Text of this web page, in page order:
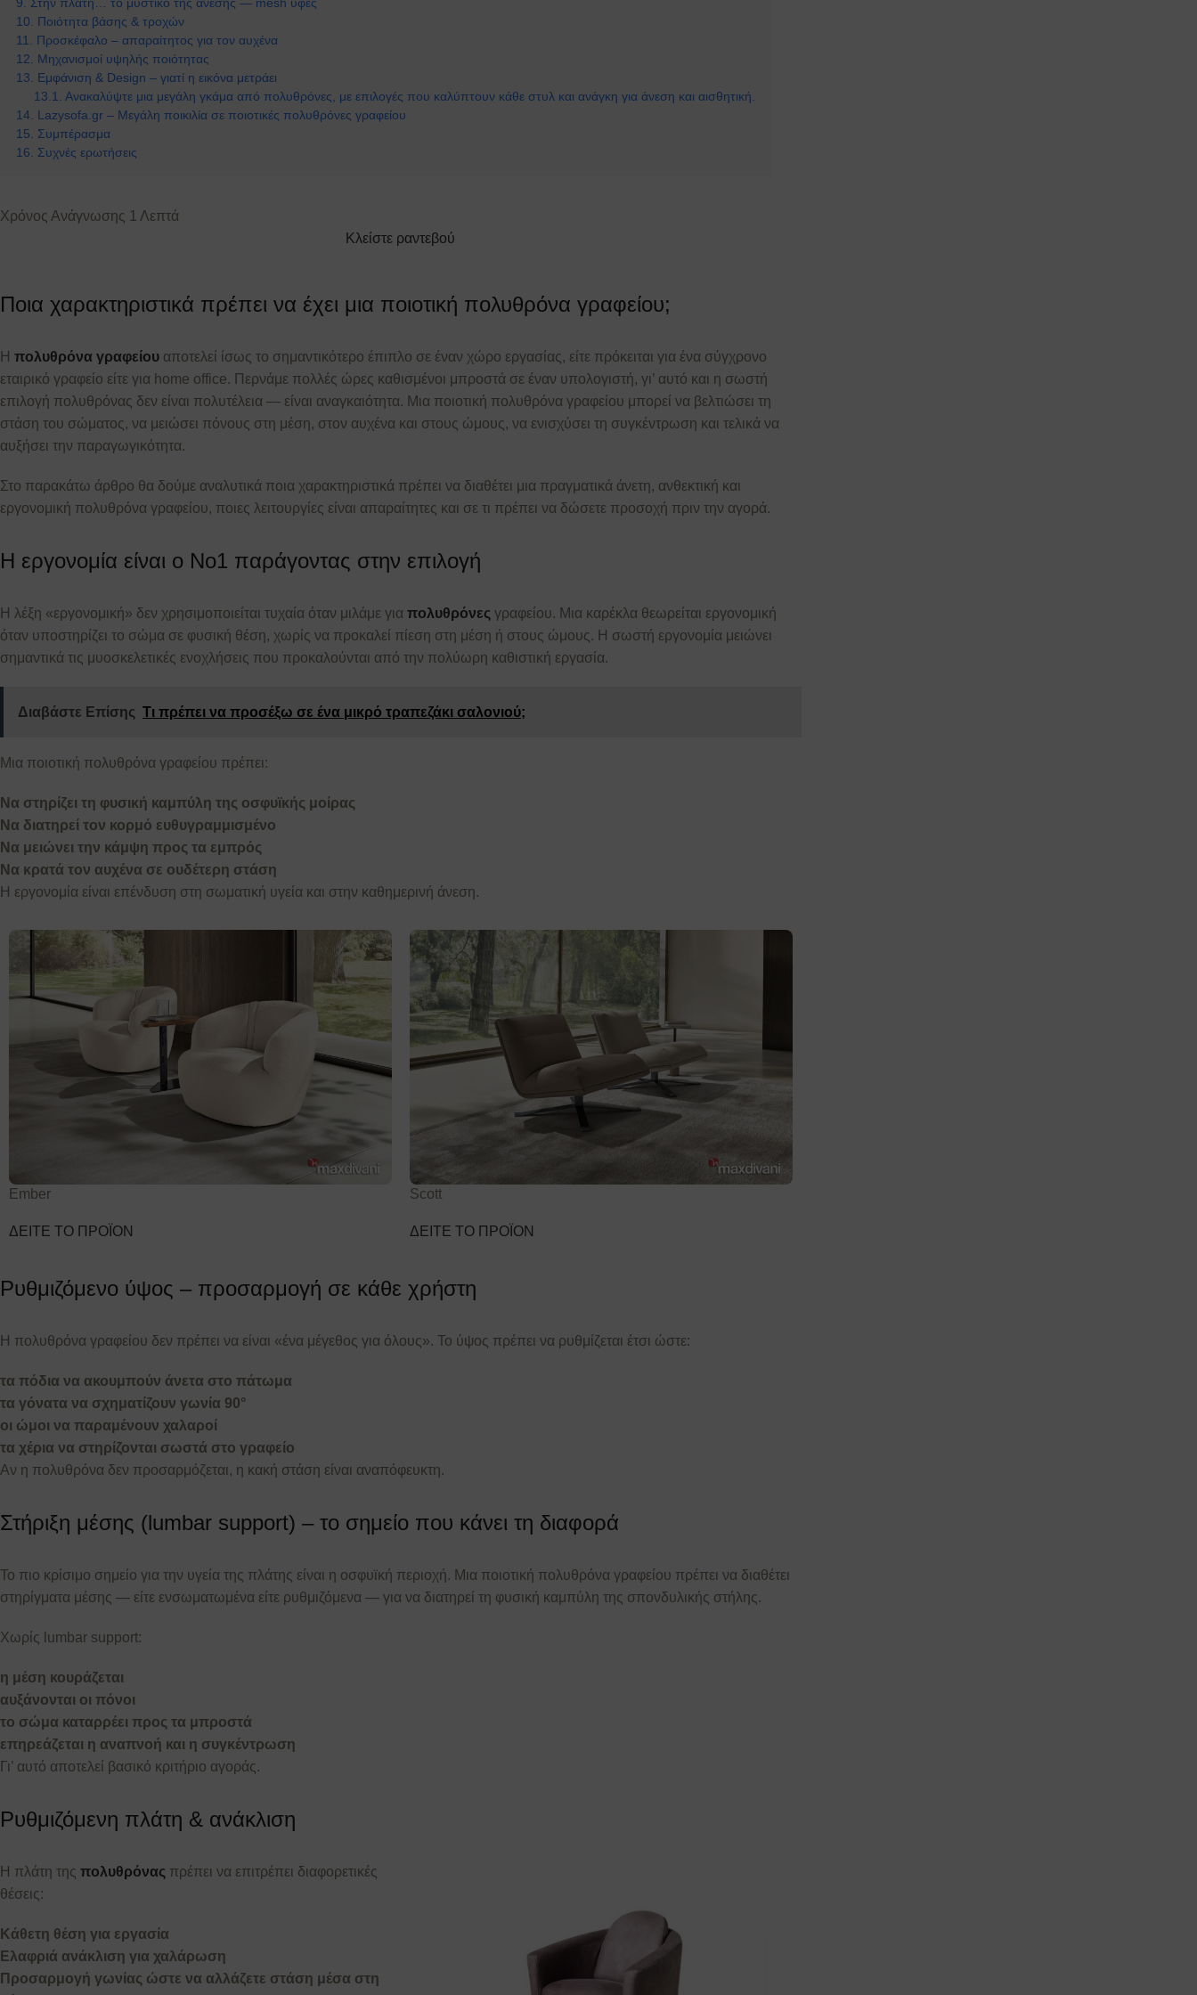
Ποιότητα βάσης & τροχών
Προσκέφαλο – απαραίτητος για τον αυχένα
Μηχανισμοί υψηλής ποιότητας
Εμφάνιση & Design – γιατί η εικόνα μετράει
Ανακαλύψτε μια μεγάλη γκάμα από πολυθρόνες, με επιλογές που καλύπτουν κάθε στυλ και ανάγκη για άνεση και αισθητική.
Lazysofa.gr – Μεγάλη ποικιλία σε ποιοτικές πολυθρόνες γραφείου
Συμπέρασμα
Συχνές ερωτήσεις
Κλείστε ραντεβού
Ποια χαρακτηριστικά πρέπει να έχει μια ποιοτική πολυθρόνα γραφείου;
Η πολυθρόνα γραφείου αποτελεί ίσως το σημαντικότερο έπιπλο σε έναν χώρο εργασίας, είτε πρόκειται για ένα σύγχρονο
εταιρικό γραφείο είτε για home office. Περνάμε πολλές ώρες καθισμένοι μπροστά σε έναν υπολογιστή, γι’ αυτό και η σωστή
επιλογή πολυθρόνας δεν είναι πολυτέλεια — είναι αναγκαιότητα. Μια ποιοτική πολυθρόνα γραφείου μπορεί να βελτιώσει τη
στάση του σώματος, να μειώσει πόνους στη μέση, στον αυχένα και στους ώμους, να ενισχύσει τη συγκέντρωση και τελικά να
αυξήσει την παραγωγικότητα.
Στο παρακάτω άρθρο θα δούμε αναλυτικά ποια χαρακτηριστικά πρέπει να διαθέτει μια πραγματικά άνετη, ανθεκτική και
εργονομική πολυθρόνα γραφείου, ποιες λειτουργίες είναι απαραίτητες και σε τι πρέπει να δώσετε προσοχή πριν την αγορά.
Η εργονομία είναι ο Νο1 παράγοντας στην επιλογή
Η λέξη «εργονομική» δεν χρησιμοποιείται τυχαία όταν μιλάμε για πολυθρόνες γραφείου. Μια καρέκλα θεωρείται εργονομική
όταν υποστηρίζει το σώμα σε φυσική θέση, χωρίς να προκαλεί πίεση στη μέση ή στους ώμους. Η σωστή εργονομία μειώνει
σημαντικά τις μυοσκελετικές ενοχλήσεις που προκαλούνται από την πολύωρη καθιστική εργασία.
Διαβάστε Επίσης Τι πρέπει να προσέξω σε ένα μικρό τραπεζάκι σαλονιού;
Μια ποιοτική πολυθρόνα γραφείου πρέπει:
Να στηρίζει τη φυσική καμπύλη της οσφυϊκής μοίρας
Να διατηρεί τον κορμό ευθυγραμμισμένο
Να μειώνει την κάμψη προς τα εμπρός
Να κρατά τον αυχένα σε ουδέτερη στάση
Η εργονομία είναι επένδυση στη σωματική υγεία και στην καθημερινή άνεση.
Ember
ΔΕΙΤΕ ΤΟ ΠΡΟΪΟΝ
Scott
ΔΕΙΤΕ ΤΟ ΠΡΟΪΟΝ
Ρυθμιζόμενο ύψος – προσαρμογή σε κάθε χρήστη
Η πολυθρόνα γραφείου δεν πρέπει να είναι «ένα μέγεθος για όλους». Το ύψος πρέπει να ρυθμίζεται έτσι ώστε:
τα πόδια να ακουμπούν άνετα στο πάτωμα
τα γόνατα να σχηματίζουν γωνία 90°
οι ώμοι να παραμένουν χαλαροί
τα χέρια να στηρίζονται σωστά στο γραφείο
Αν η πολυθρόνα δεν προσαρμόζεται, η κακή στάση είναι αναπόφευκτη.
Στήριξη μέσης (lumbar support) – το σημείο που κάνει τη διαφορά
Το πιο κρίσιμο σημείο για την υγεία της πλάτης είναι η οσφυϊκή περιοχή. Μια ποιοτική πολυθρόνα γραφείου πρέπει να διαθέτει
στηρίγματα μέσης — είτε ενσωματωμένα είτε ρυθμιζόμενα — για να διατηρεί τη φυσική καμπύλη της σπονδυλικής στήλης.
Χωρίς lumbar support:
η μέση κουράζεται
αυξάνονται οι πόνοι
το σώμα καταρρέει προς τα μπροστά
επηρεάζεται η αναπνοή και η συγκέντρωση
Γι’ αυτό αποτελεί βασικό κριτήριο αγοράς.
Ρυθμιζόμενη πλάτη & ανάκλιση
Η πλάτη της πολυθρόνας πρέπει να επιτρέπει διαφορετικές
θέσεις:
Κάθετη θέση για εργασία
Ελαφριά ανάκλιση για χαλάρωση
Προσαρμογή γωνίας ώστε να αλλάζετε στάση μέσα στη